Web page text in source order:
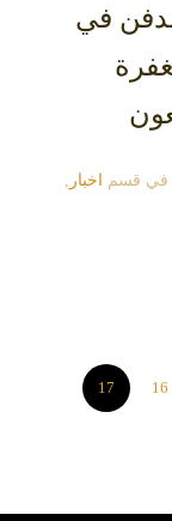
في
في قسم اخبار
16
17